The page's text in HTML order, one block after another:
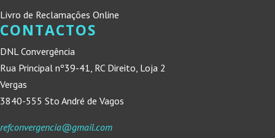
Livro de Reclamações Online
CONTACTOS
DNL Convergência
Rua Principal nº39-41, RC Direito, Loja 2
Vergas
3840-555 Sto André de Vagos
refconvergencia@gmail.com